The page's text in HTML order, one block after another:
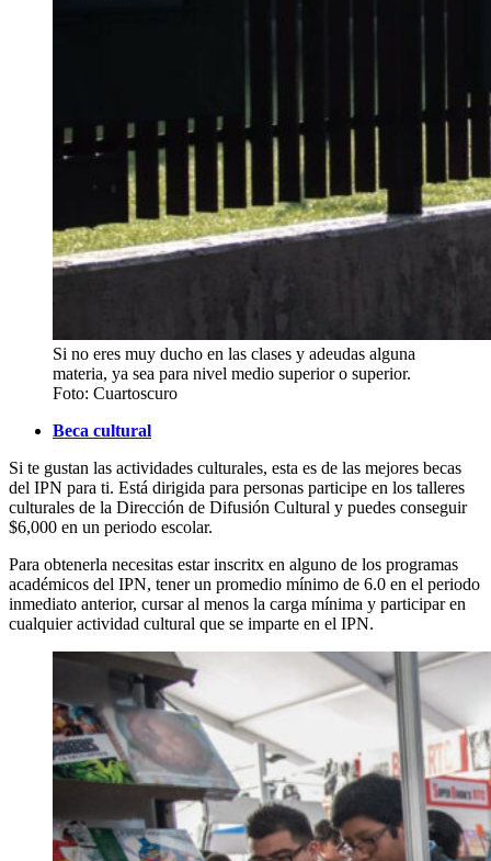
Si no eres muy ducho en las clases y adeudas alguna
materia, ya sea para nivel medio superior o superior.
Foto: Cuartoscuro
Beca cultural
Si te gustan las actividades culturales, esta es de las mejores becas
del IPN para ti. Está dirigida para personas participe en los talleres
culturales de la Dirección de Difusión Cultural y puedes conseguir
$6,000 en un periodo escolar.
Para obtenerla necesitas estar inscritx en alguno de los programas
académicos del IPN, tener un promedio mínimo de 6.0 en el periodo
inmediato anterior, cursar al menos la carga mínima y participar en
cualquier actividad cultural que se imparte en el IPN.